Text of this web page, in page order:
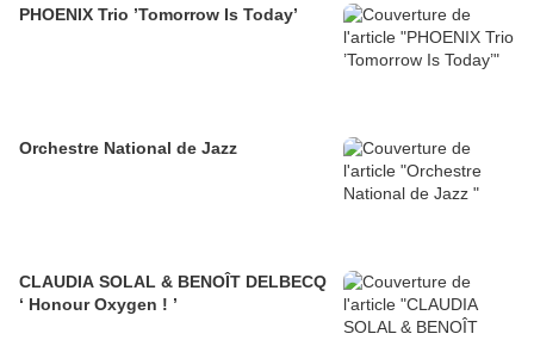
PHOENIX Trio ’Tomorrow Is Today’
Orchestre National de Jazz
CLAUDIA SOLAL & BENOÎT DELBECQ
‘ Honour Oxygen ! ’